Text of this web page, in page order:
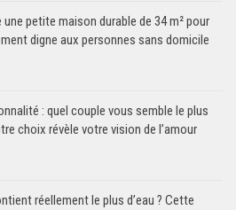
une petite maison durable de 34 m² pour
digne aux personnes sans domicile
: quel couple vous semble le plus
choix révèle votre vision de l’amour
réellement le plus d’eau ? Cette